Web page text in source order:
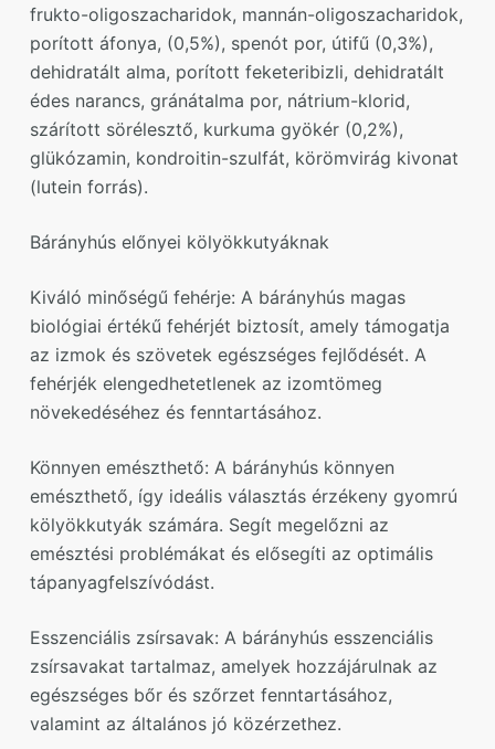
frukto-oligoszacharidok, mannán-oligoszacharidok,
porított áfonya, (0,5%), spenót por, útifű (0,3%),
dehidratált alma, porított feketeribizli, dehidratált
édes narancs, gránátalma por, nátrium-klorid,
szárított sörélesztő, kurkuma gyökér (0,2%),
glükózamin, kondroitin-szulfát, körömvirág kivonat
(lutein forrás).
Bárányhús előnyei kölyökkutyáknak
Kiváló minőségű fehérje: A bárányhús magas
biológiai értékű fehérjét biztosít, amely támogatja
az izmok és szövetek egészséges fejlődését. A
fehérjék elengedhetetlenek az izomtömeg
növekedéséhez és fenntartásához.
Könnyen emészthető: A bárányhús könnyen
emészthető, így ideális választás érzékeny gyomrú
kölyökkutyák számára. Segít megelőzni az
emésztési problémákat és elősegíti az optimális
tápanyagfelszívódást.
Esszenciális zsírsavak: A bárányhús esszenciális
zsírsavakat tartalmaz, amelyek hozzájárulnak az
egészséges bőr és szőrzet fenntartásához,
valamint az általános jó közérzethez.